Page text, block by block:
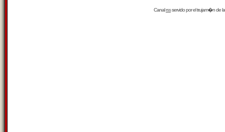
Canalrssservido por eltrujam�nde